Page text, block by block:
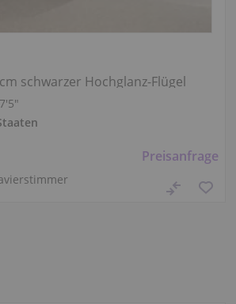
Preisanfrage
schwarzer Hochglanz-Flügel
7′5″